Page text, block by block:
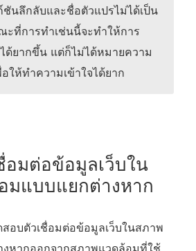
นลึกลับและชื่อตัวแปรไม่ได้เป็น
ที่การทำเช่นนี้จะทำให้การ
ด้ยากขึ้น แต่ก็ไม่ได้หมายความ
ให้ทำความเข้าใจได้ยาก
มต่อข้อมูลเว็บใน
มแบบแยกต่างหาก
อบตัวเชื่อมต่อข้อมูลเว็บในสภาพ